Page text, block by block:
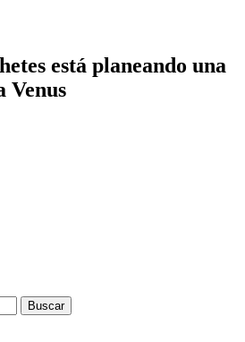
está planeando una
Venus
Buscar